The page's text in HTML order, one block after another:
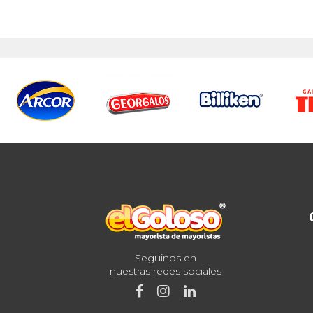
Seguinos en
nuestras redes sociales